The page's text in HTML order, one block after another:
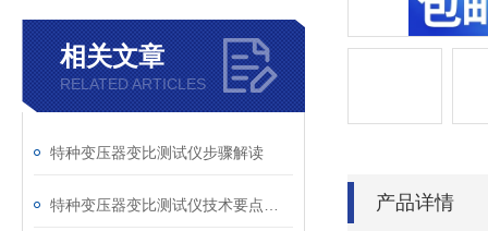
相关文章
RELATED ARTICLES
特种变压器变比测试仪步骤解读
产品详情